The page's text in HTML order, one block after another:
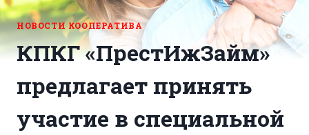
НОВОСТИ КООПЕРАТИВА
КПКГ «ПрестИжЗайм»
предлагает принять
участие в специальной